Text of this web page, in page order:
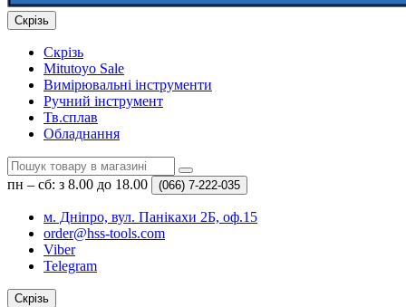
Скрізь
Скрізь
Mitutoyo Sale
Вимірювальні інструменти
Ручний інструмент
Тв.сплав
Обладнання
пн – сб: з 8.00 до 18.00 (066) 7-222-035
м. Дніпро, вул. Панікахи 2Б, оф.15
order@hss-tools.com
Viber
Telegram
Скрізь